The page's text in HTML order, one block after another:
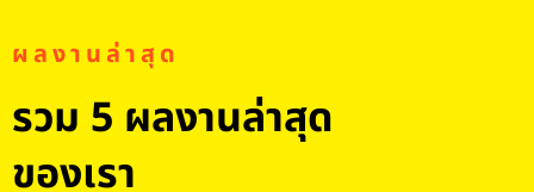
ผลงานล่าสุด
รวม 5 ผลงานล่าสุด
ของเรา